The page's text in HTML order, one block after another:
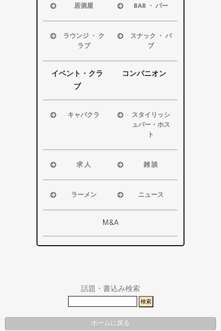
居酒屋
浜松市
磐田市
袋井市
掛川市
その他エリ
ア
BAR ・ バー
浜松市
磐田市
袋井市
掛川市
その他エリ
ラウンジ ・ ク
ラブ
浜松市
磐田市
袋井市
掛川市
その他エリ
スナック ・ パ
ブ
浜松市
磐田市
掛川市
その他エリ
ア
イベント・クラ
ブ
コンパニオン
キャバクラ
掛川市
その他エリ
ア
スタイリッシ
ュバー・ホス
ト
浜松市
磐田市・袋
その他エリ
ア
求 人
浜松市
磐田市
ア
雑 談
浜松市
磐田市
ラーメン
浜松市
袋井市
掛川市
ニュース
浜松市・磐
袋井市・掛
川市
M&A
話題・書込み検索
ホームに戻る